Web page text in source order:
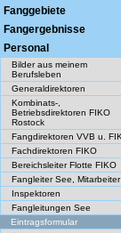
Fanggebiete
Fangergebnisse
Personal
Bilder aus meinem
Berufsleben
Generaldirektoren
Kombinats-,
Betriebsdirektoren FIKO
Rostock
Fangdirektoren VVB u.
Fachdirektoren FIKO
Bereichsleiter Flotte FIKO
Fangleiter See, Mitarbeiter
Inspektoren
Fangleitungen See
Eintragsformular